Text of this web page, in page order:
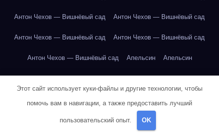
Антон Чехов — Вишнёвый сад Антон Чехов — Вишнёвый сад
Антон Чехов — Вишнёвый сад Антон Чехов — Вишнёвый сад
Антон Чехов — Вишнёвый сад Апельсин Апельсин
Апельсин Апельсин Апельсин Апельсин Апельсин
Арбуз Арбуз Арбуз Арбуз
Этот сайт использует куки-файлы и другие технологии, чтобы
помочь вам в навигации, а также предоставить лучший
пользовательский опыт. OK